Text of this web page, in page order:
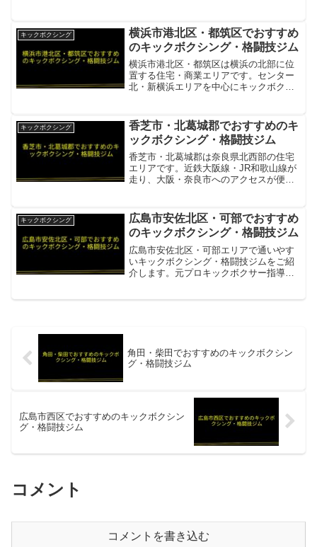
イト完備。年中無休で通いやすい項目内
容所在地／最寄駅神戸市...
キックボクシング
横浜市港北区・都筑区でおすすめ
のキックボクシング・格闘技ジム
横浜市港北区・都筑区は横浜の北部に位
置する住宅・商業エリアです。センター
北・新横浜エリアを中心にキックボクシ
ウンのキックボクシング＆フィットネス
ジム項目内容所在地／...
キックボクシング
香芝市・北葛城郡でおすすめのキ
ックボクシング・格闘技ジム
香芝市・北葛城郡は奈良県北西部の住宅
エリアです。近鉄大阪線・JR和歌山線が
走り、大阪・奈良市へのアクセスが便利
13分。60坪の道場。正道空手・キックボ
クシング・MMA・BJJ・...
キックボクシング
広島市安佐北区・可部でおすすめ
のキックボクシング・格闘技ジム
広島市安佐北区・可部エリアで通いやす
いキックボクシング・格闘技ジムをご紹
介します。元プロキックボクサー指導の
角田・柴田でおすすめのキックボクシン
グ・格闘技ジム
広島市西区でおすすめのキックボクシン
グ・格闘技ジム
コメント
コメントを書き込む